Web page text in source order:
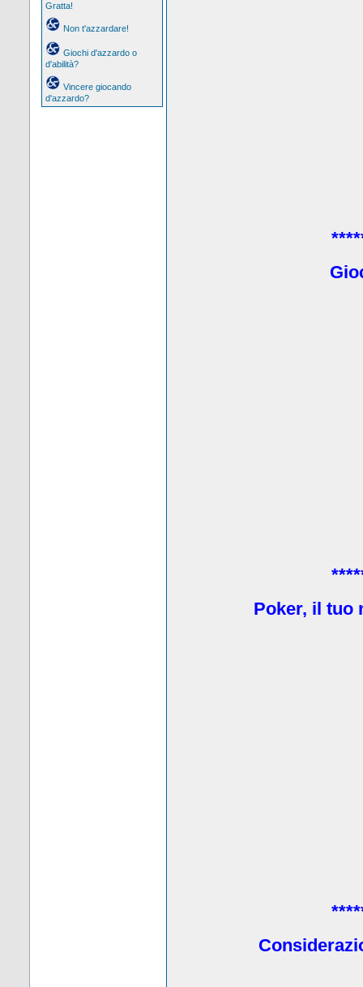
Gratta!
Non t'azzardare!
Giochi d'azzardo o
d'abilità?
Vincere giocando
d'azzardo?
Poker, il tuo